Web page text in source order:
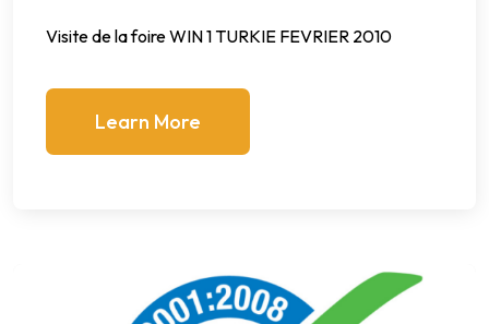
Visite de la foire WIN 1 TURKIE FEVRIER 2010
Learn More